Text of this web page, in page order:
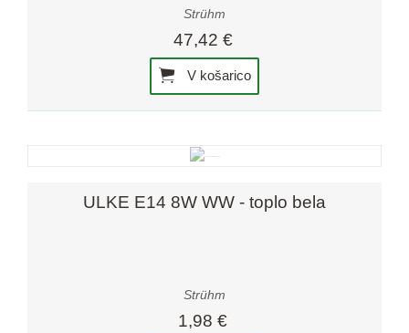
Strühm
47,42 €
V košarico
ULKE E14 8W WW - toplo bela
Strühm
1,98 €